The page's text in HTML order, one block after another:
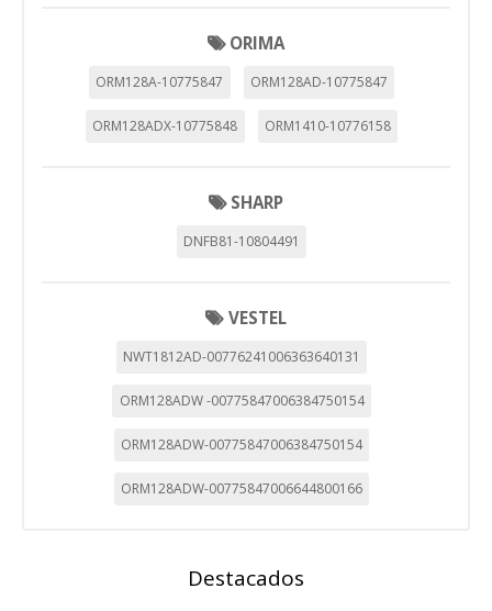
ORIMA
ORM128A-10775847 ORM128AD-10775847
ORM128ADX-10775848 ORM1410-10776158
SHARP
DNFB81-10804491
VESTEL
NWT1812AD-00776241006363640131
ORM128ADW -00775847006384750154
ORM128ADW-00775847006384750154
ORM128ADW-00775847006644800166
Destacados
utilizadas por esas empresas para crear un perfil de sus
No almacenan directamente información personal, sino
Puedes volver a configurar tus cookies desde la sección
"Configuración de cookies" al pie de la página. También puedes